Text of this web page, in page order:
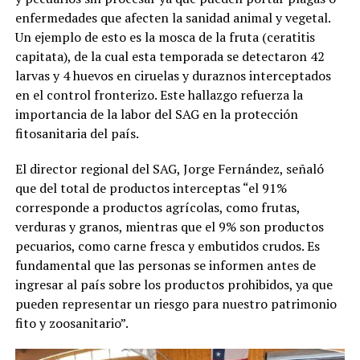
enfermedades que afecten la sanidad animal y vegetal.
Un ejemplo de esto es la mosca de la fruta (ceratitis
capitata), de la cual esta temporada se detectaron 42
larvas y 4 huevos en ciruelas y duraznos interceptados
en el control fronterizo. Este hallazgo refuerza la
importancia de la labor del SAG en la protección
fitosanitaria del país.
El director regional del SAG, Jorge Fernández, señaló
que del total de productos interceptas “el 91%
corresponde a productos agrícolas, como frutas,
verduras y granos, mientras que el 9% son productos
pecuarios, como carne fresca y embutidos crudos. Es
fundamental que las personas se informen antes de
ingresar al país sobre los productos prohibidos, ya que
pueden representar un riesgo para nuestro patrimonio
fito y zoosanitario”.